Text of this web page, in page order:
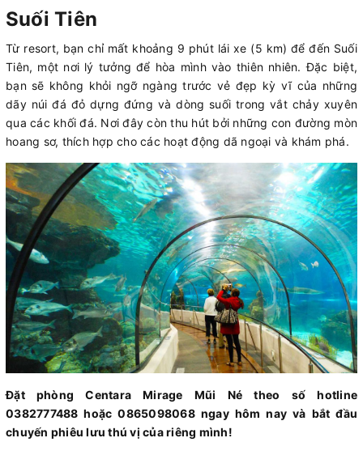
Suối Tiên
Từ resort, bạn chỉ mất khoảng 9 phút lái xe (5 km) để đến Suối
Tiên, một nơi lý tưởng để hòa mình vào thiên nhiên. Đặc biệt,
bạn sẽ không khỏi ngỡ ngàng trước vẻ đẹp kỳ vĩ của những
dãy núi đá đỏ dựng đứng và dòng suối trong vắt chảy xuyên
qua các khối đá. Nơi đây còn thu hút bởi những con đường mòn
hoang sơ, thích hợp cho các hoạt động dã ngoại và khám phá.
Đặt phòng Centara Mirage Mũi Né theo số hotline
0382777488 hoặc 0865098068 ngay hôm nay và bắt đầu
chuyến phiêu lưu thú vị của riêng mình!